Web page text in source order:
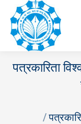
पत्रकारिता